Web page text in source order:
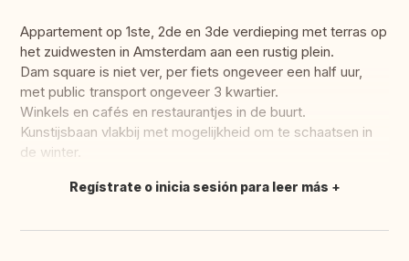
Appartement op 1ste, 2de en 3de verdieping met terras op
het zuidwesten in Amsterdam aan een rustig plein.
Dam square is niet ver, per fiets ongeveer een half uur,
met public transport ongeveer 3 kwartier.
Winkels en cafés en restaurantjes in de buurt.
Kunstijsbaan vlakbij met mogelijkheid om te schaatsen in
de winter.
Traducir
Regístrate o inicia sesión para leer más